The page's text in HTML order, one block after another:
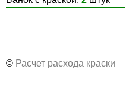
© Расчет расхода краски